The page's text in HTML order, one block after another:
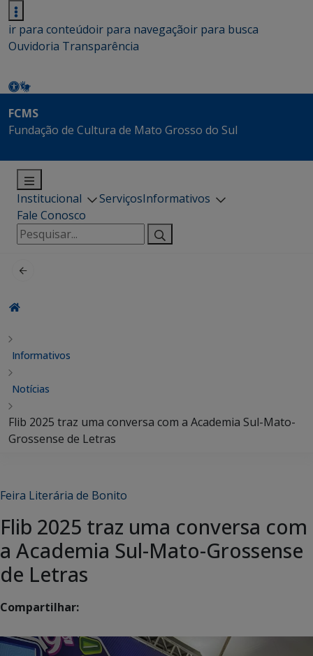
ir para conteúdoir para navegaçãoir para busca
Ouvidoria Transparência
FCMS
Fundação de Cultura de Mato Grosso do Sul
Institucional ServiçosInformativos
Fale Conosco
Pesquisar
por:
Informativos
Notícias
Flib 2025 traz uma conversa com a Academia Sul-Mato-
Grossense de Letras
Feira Literária de Bonito
Flib 2025 traz uma conversa com
a Academia Sul-Mato-Grossense
de Letras
Compartilhar: